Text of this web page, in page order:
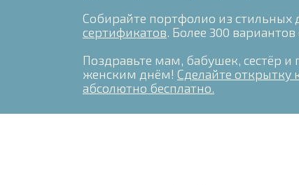
Собирайте портфолио из стильных
сертификатов. Более 300
Поздравьте мам, бабушек, сестёр
женским днём! Сделайте открытку
абсолютно бесплатно.